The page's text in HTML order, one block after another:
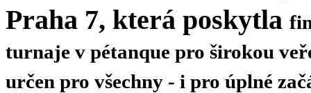
Praha 7, která poskytla
turnaje v pétanque pro širokou
určen pro všechny - i pro úplné